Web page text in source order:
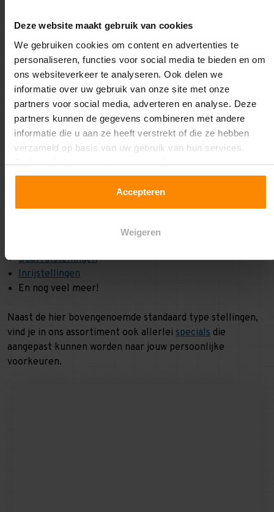
Deze website maakt gebruik van cookies
We gebruiken cookies om content en advertenties te
personaliseren, functies voor social media te bieden en om
ons websiteverkeer te analyseren. Ook delen we
informatie over uw gebruik van onze site met onze
partners voor social media, adverteren en analyse. Deze
partners kunnen de gegevens combineren met andere
informatie die u aan ze heeft verstrekt of die ze hebben
verzameld op basis van uw gebruik van hun services.
Druk op de knop om te accepteren!
Accepteren
Weigeren
WELKE STELLINGEN HEBBEN WIJ
ALLEMAAL?
In het assortiment van Multi Profiel vind je een breed
scala aan magazijnstellingen. De belangrijkste stellingen
die wij verkopen zijn:
Doorrolstellingen
Inrijstellingen
En nog veel meer!
Naast de hier bovengenoemde standaard type stellingen,
vind je in ons assortiment ook allerlei specials die
aangepast kunnen worden naar jouw persoonlijke
voorkeuren.